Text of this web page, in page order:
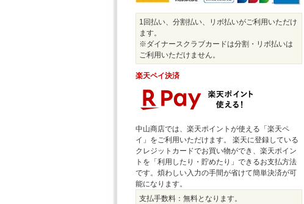
1回払い、分割払い、リボ払いがご利用いただけ
ます。
※ダイナースクラブカードは分割・リボ払いは
ご利用いただけません。
楽天ペイ決済
中山商店では、楽天ポイントが使える「楽天ペ
イ」をご利用いただけます。 楽天に登録している
クレジットカードでお買い物ができ、楽天ポイン
トを「利用したり・貯めたり」できるお支払方法
です。煩わしい入力の手間が省けて簡単決済が可
能になります。
支払手数料：無料となります。